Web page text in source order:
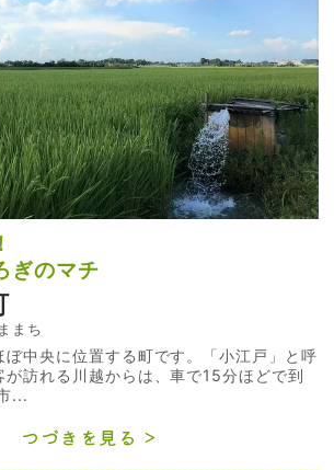
ぎのマチ
まち
ぼ中央に位置する町です。「小江戸」と呼
が訪れる川越からは、車で15分ほどで到
...
つづきを見る